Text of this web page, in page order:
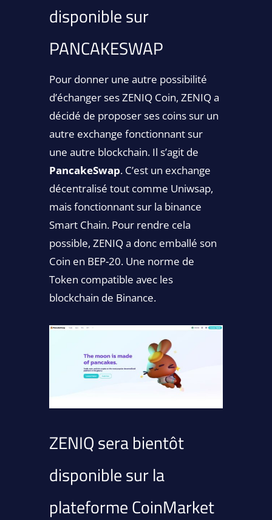
disponible sur
PANCAKESWAP
Pour donner une autre possibilité
d’échanger ses ZENIQ Coin, ZENIQ a
décidé de proposer ses coins sur un
autre exchange fonctionnant sur
une autre blockchain. Il s’agit de
PancakeSwap. C’est un exchange
décentralisé tout comme Uniwsap,
mais fonctionnant sur la binance
Smart Chain. Pour rendre cela
possible, ZENIQ a donc emballé son
Coin en BEP-20. Une norme de
Token compatible avec les
blockchain de Binance.
ZENIQ sera bientôt
disponible sur la
plateforme CoinMarket